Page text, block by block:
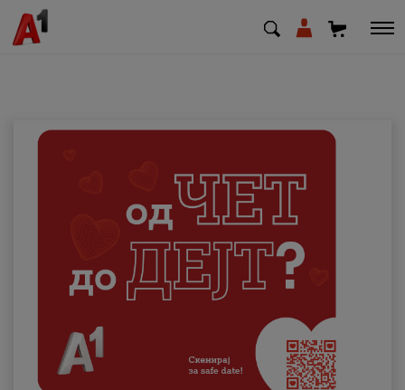
Деловни
Поддршка
Надополни кредит